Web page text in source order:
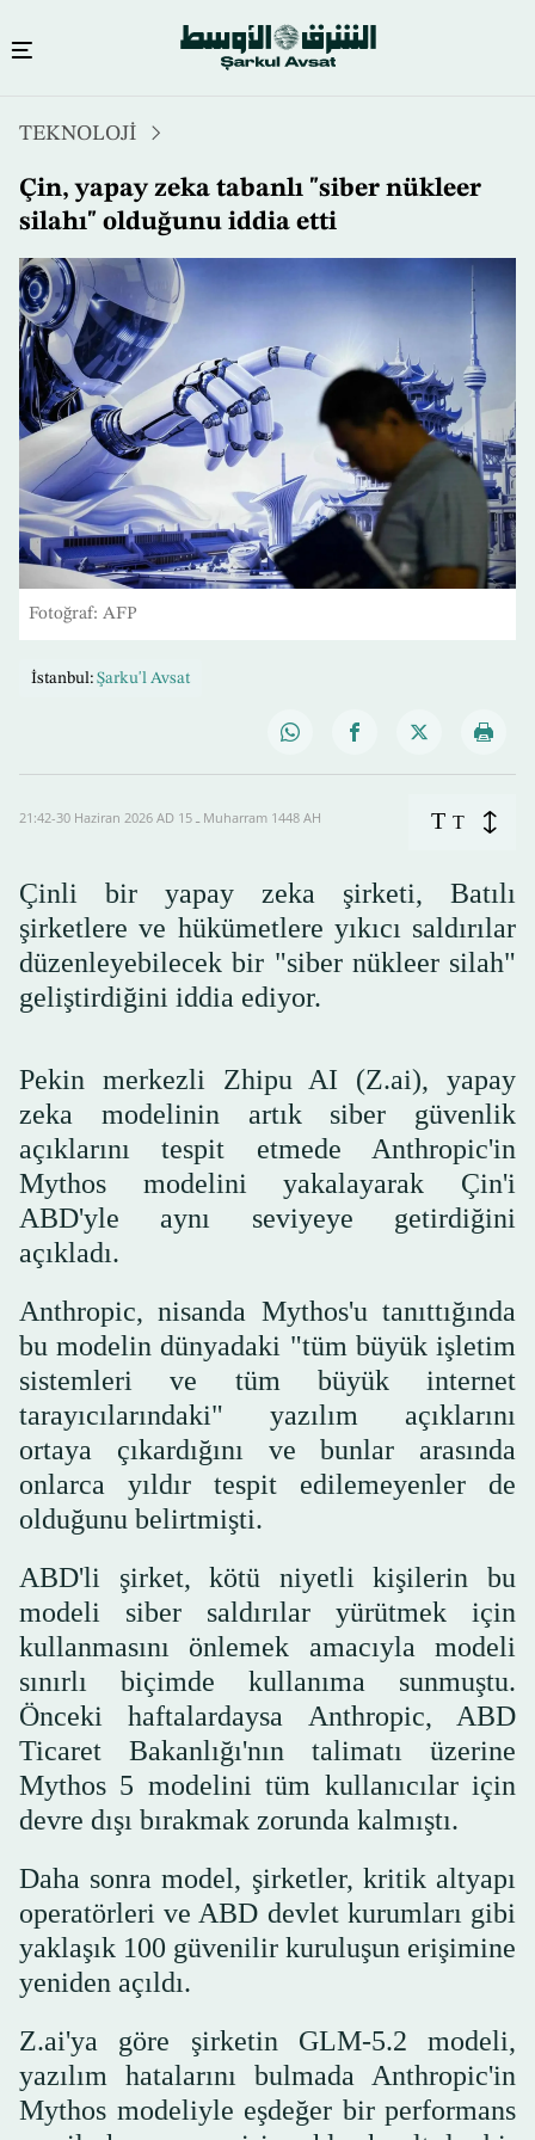
atla
TEKNOLOJİ
Çin, yapay zeka tabanlı "siber nükleer
silahı" olduğunu iddia etti
Fotoğraf: AFP
İstanbul: Şarku'l Avsat
21:42-30 Haziran 2026 AD ـ 15 Muharram 1448 AH T T
Çinli bir yapay zeka şirketi, Batılı
şirketlere ve hükümetlere yıkıcı saldırılar
düzenleyebilecek bir "siber nükleer silah"
geliştirdiğini iddia ediyor.
Pekin merkezli Zhipu AI (Z.ai), yapay
zeka modelinin artık siber güvenlik
açıklarını tespit etmede Anthropic'in
Mythos modelini yakalayarak Çin'i
ABD'yle aynı seviyeye getirdiğini
açıkladı.
Anthropic, nisanda Mythos'u tanıttığında
bu modelin dünyadaki "tüm büyük işletim
sistemleri ve tüm büyük internet
tarayıcılarındaki" yazılım açıklarını
ortaya çıkardığını ve bunlar arasında
onlarca yıldır tespit edilemeyenler de
olduğunu belirtmişti.
ABD'li şirket, kötü niyetli kişilerin bu
modeli siber saldırılar yürütmek için
kullanmasını önlemek amacıyla modeli
sınırlı biçimde kullanıma sunmuştu.
Önceki haftalardaysa Anthropic, ABD
Ticaret Bakanlığı'nın talimatı üzerine
Mythos 5 modelini tüm kullanıcılar için
devre dışı bırakmak zorunda kalmıştı.
Daha sonra model, şirketler, kritik altyapı
operatörleri ve ABD devlet kurumları gibi
yaklaşık 100 güvenilir kuruluşun erişimine
yeniden açıldı.
Z.ai'ya göre şirketin GLM-5.2 modeli,
yazılım hatalarını bulmada Anthropic'in
Mythos modeliyle eşdeğer bir performans